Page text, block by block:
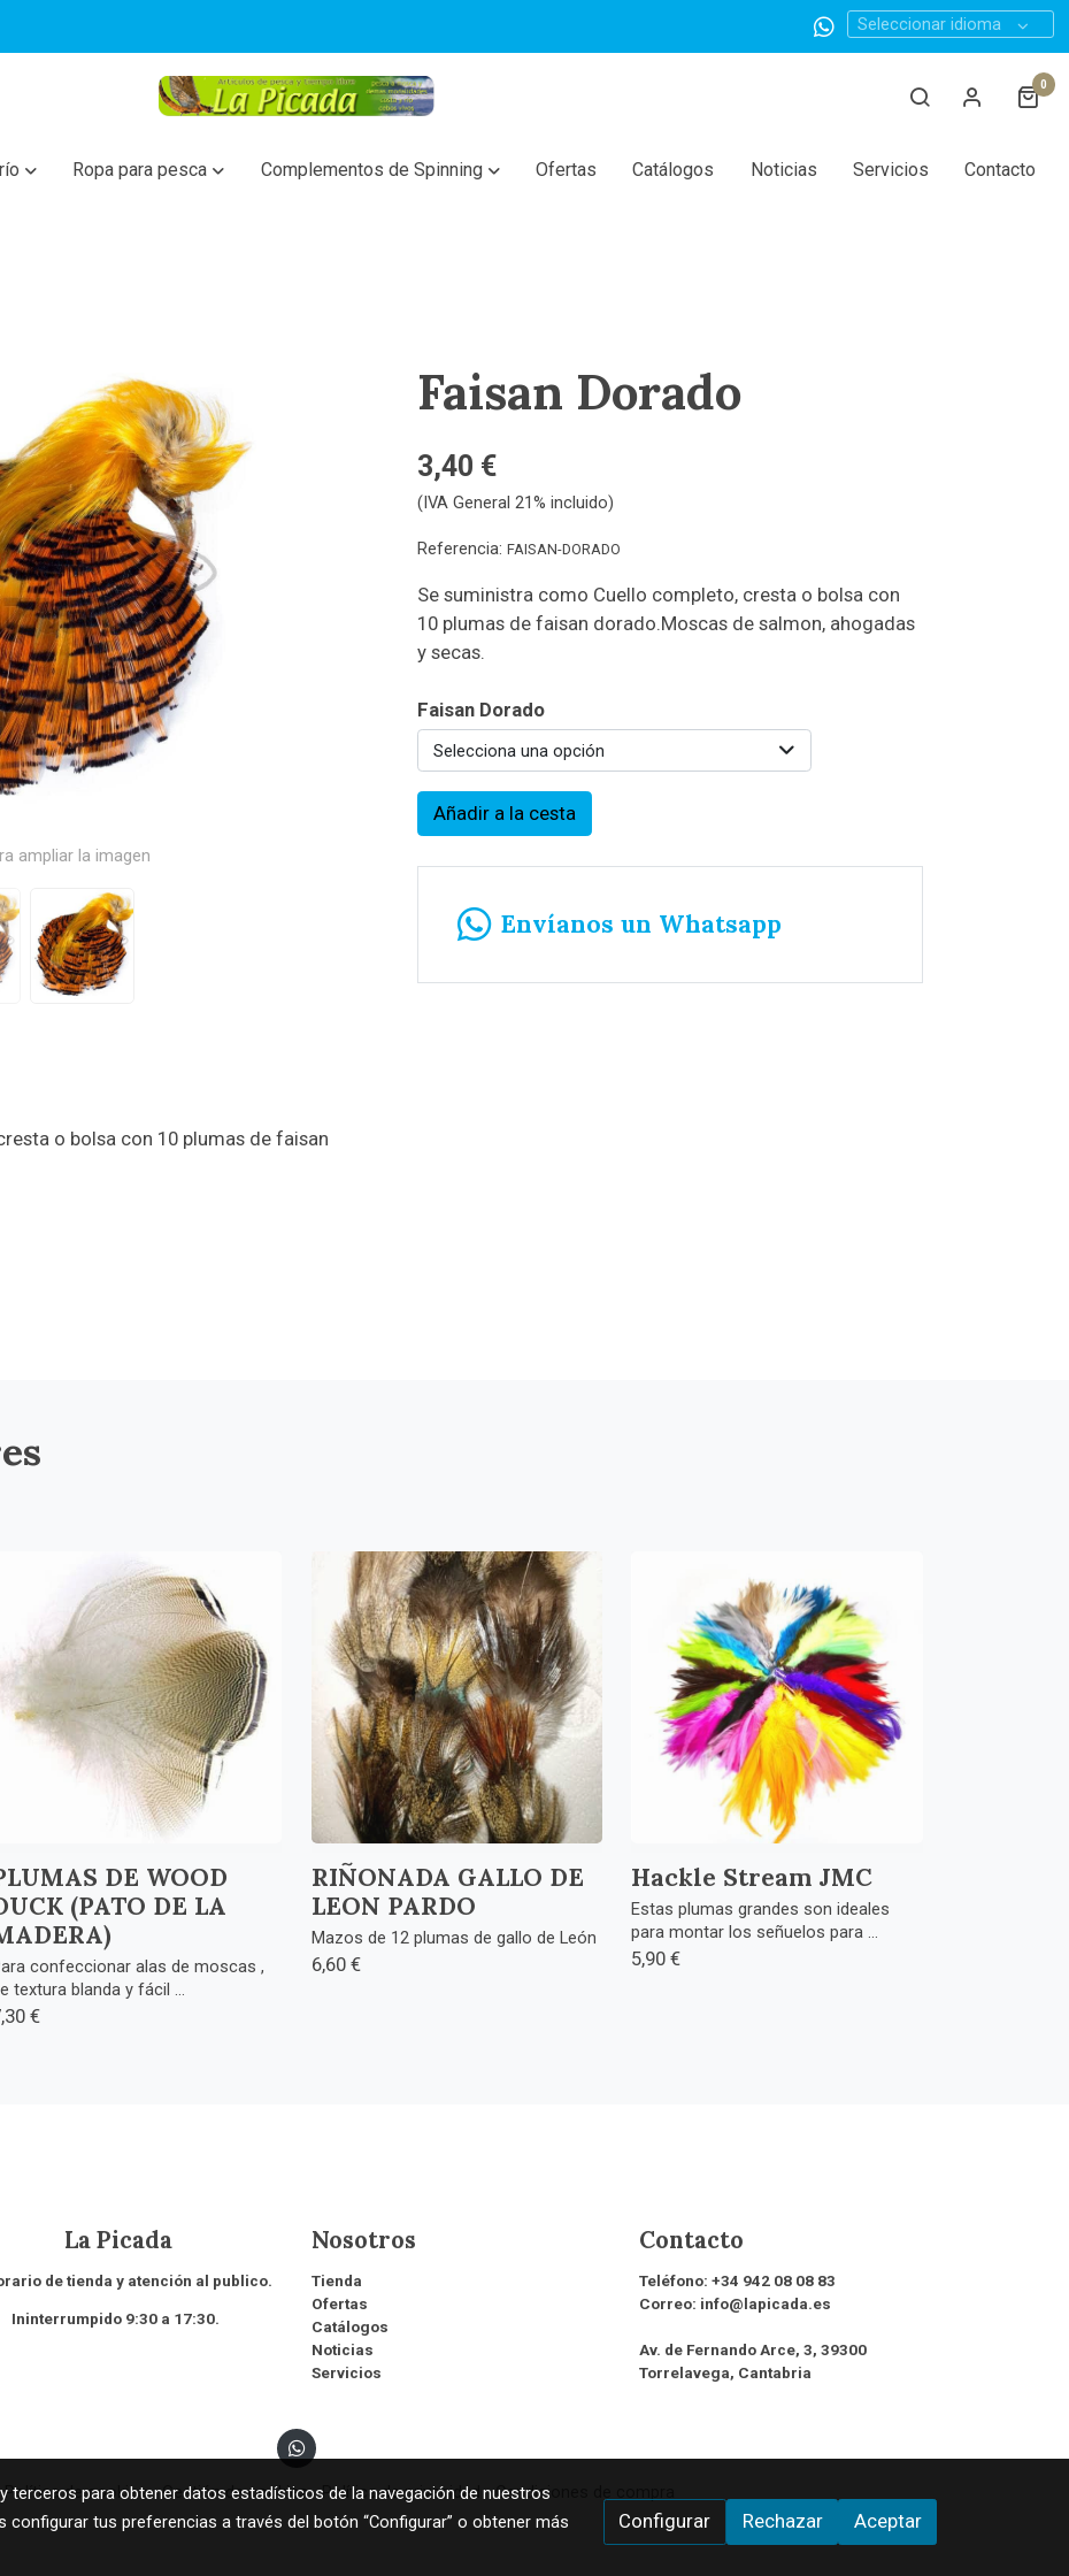
Seleccionar idioma
0
Ropa para pesca Complementos de Spinning Ofertas Catálogos Noticias Servicios Contacto
ampliar la imagen
o bolsa con 10 plumas de faisan
Faisan Dorado
3,40 €
(IVA General 21% incluido)
Referencia:FAISAN-DORADO
Se suministra como Cuello completo, cresta o bolsa con
10 plumas de faisan dorado.Moscas de salmon, ahogadas
y secas.
Faisan Dorado
Selecciona una opción
Añadir a la cesta
Envíanos un Whatsapp
DE WOOD
(PATO DE LA
confeccionar alas de moscas ,
textura blanda y fácil ...
€
RIÑONADA GALLO DE
LEON PARDO
Mazos de 12 plumas de gallo de León
6,60 €
Hackle Stream JMC
Estas plumas grandes son ideales
para montar los señuelos para ...
5,90 €
Picada
de tienda y atención al publico.
9:30 a 17:30.
Nosotros
Tienda
Ofertas
Catálogos
Noticias
Servicios
Contacto
Teléfono: +34 942 08 08 83
Correo: info@lapicada.es
Av. de Fernando Arce, 3, 39300
Torrelavega, Cantabria
Política de cookies Gestión de cookies Política de privacidad Condiciones de compra
terceros para obtener datos estadísticos de la navegación de nuestros
tus preferencias a través del botón “Configurar” o obtener más
Configurar Rechazar Aceptar